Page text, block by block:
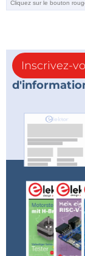
Inscrivez-